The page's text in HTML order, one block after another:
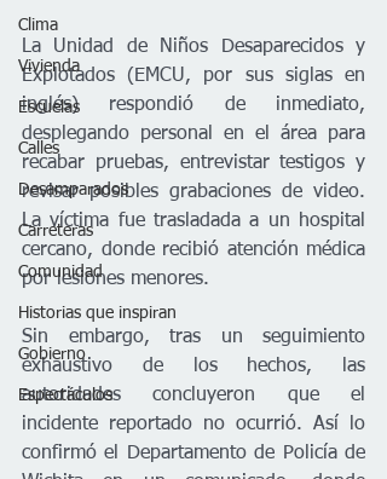
Clima
Vivienda
Escuelas
Calles
Desamparados
Carreteras
Comunidad
Historias que inspiran
Gobierno
Espectáculos
La Unidad de Niños Desaparecidos y
Explotados (EMCU, por sus siglas en
inglés) respondió de inmediato,
desplegando personal en el área para
recabar pruebas, entrevistar testigos y
revisar posibles grabaciones de video.
La víctima fue trasladada a un hospital
cercano, donde recibió atención médica
por lesiones menores.
Sin embargo, tras un seguimiento
exhaustivo de los hechos, las
autoridades concluyeron que el
incidente reportado no ocurrió. Así lo
confirmó el Departamento de Policía de